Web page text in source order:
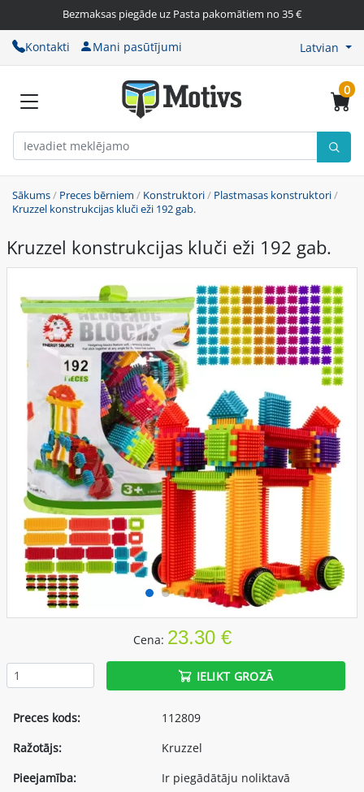
Bezmaksas piegāde uz Pasta pakomātiem no 35 €
Kontakti Mani pasūtījumi Latvian
0
Sākums/ Preces bērniem / Konstruktori/ Plastmasas konstruktori/
Kruzzel konstrukcijas kluči eži 192 gab.
Kruzzel konstrukcijas kluči eži 192 gab.
Cena: 23.30 €
IELIKT GROZĀ
Preces kods:
112809
Ražotājs:
Kruzzel
Pieejamība:
Ir piegādātāju noliktavā